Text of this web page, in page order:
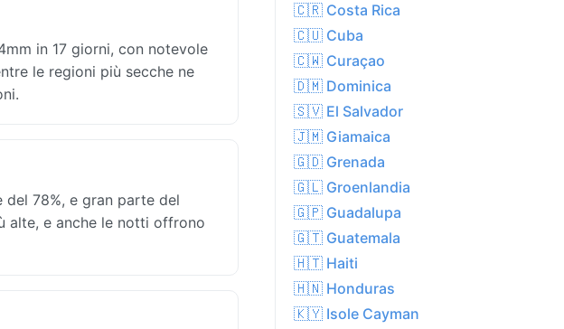
in 17 giorni, con notevole
le regioni più secche ne
78%, e gran parte del
alte, e anche le notti offrono
🇨🇷 Costa Rica
🇨🇺 Cuba
🇨🇼 Curaçao
🇩🇲 Dominica
🇸🇻 El Salvador
🇯🇲 Giamaica
🇬🇩 Grenada
🇬🇱 Groenlandia
🇬🇵 Guadalupa
🇬🇹 Guatemala
🇭🇹 Haiti
🇭🇳 Honduras
🇰🇾 Isole Cayman